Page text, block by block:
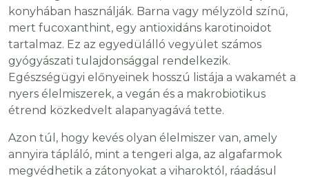
konyhában használják. Barna vagy mélyzöld színű,
mert fucoxanthint, egy antioxidáns karotinoidot
tartalmaz. Ez az egyedülálló vegyület számos
gyógyászati tulajdonsággal rendelkezik.
Egészségügyi előnyeinek hosszú listája a wakamét a
nyers élelmiszerek, a vegán és a makrobiotikus
étrend közkedvelt alapanyagává tette.
Azon túl, hogy kevés olyan élelmiszer van, amely
annyira tápláló, mint a tengeri alga, az algafarmok
megvédhetik a zátonyokat a viharoktól, ráadásul